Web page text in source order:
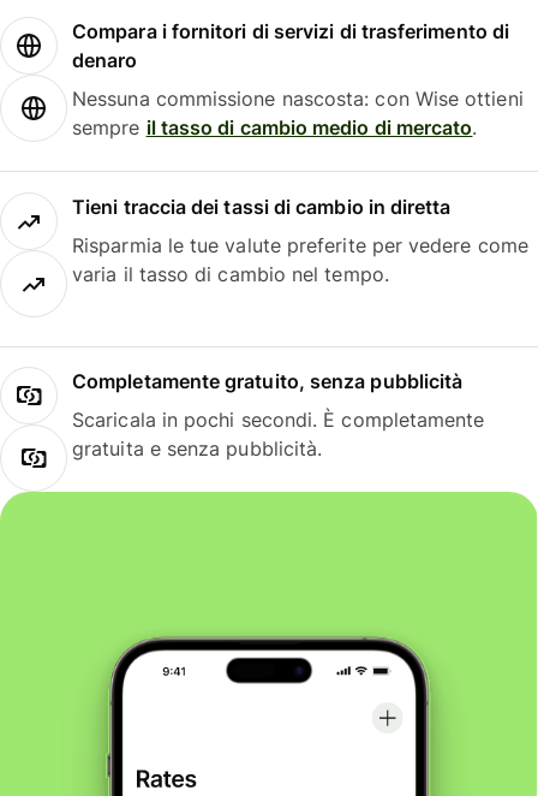
Compara i fornitori di servizi di trasferimento di
denaro
Nessuna commissione nascosta: con Wise ottieni
sempre il tasso di cambio medio di mercato.
Tieni traccia dei tassi di cambio in diretta
Risparmia le tue valute preferite per vedere come
varia il tasso di cambio nel tempo.
Completamente gratuito, senza pubblicità
Scaricala in pochi secondi. È completamente
gratuita e senza pubblicità.